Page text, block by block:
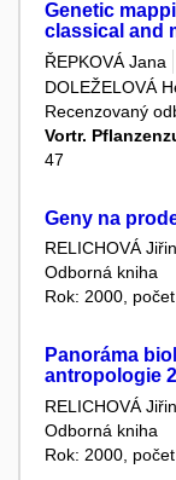
Genetic
classical and
ŘEPKOVÁ Jana
DOLEŽELOVÁ
Recenzovaný
Vortr.
47
Geny na
RELICHOVÁ
Odborná kniha
Rok: 2000,
Panoráma
antropologie
RELICHOVÁ
Odborná kniha
Rok: 2000,